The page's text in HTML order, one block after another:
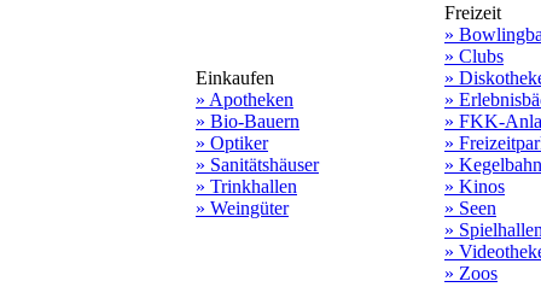
Einkaufen
» Apotheken
» Bio-Bauern
» Optiker
» Sanitätshäuser
» Trinkhallen
» Weingüter
Freizeit
»
» Clubs
»
»
» FKK-
»
»
» Kinos
» Seen
»
»
» Zoos